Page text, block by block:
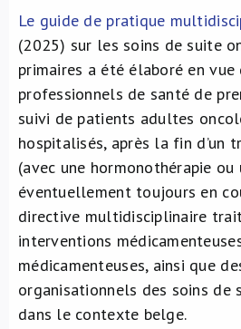
Le guide de pratique
(2025) sur les soins de suite
primaires a été élaboré en
professionnels de santé de
suivi de patients adultes
hospitalisés, après la fin d’un
(avec une hormonothérapie
éventuellement toujours en
directive multidisciplinaire
interventions
médicamenteuses, ainsi que
organisationnels des soins de
dans le contexte belge.